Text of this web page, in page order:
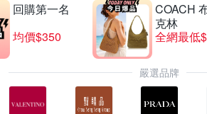
回購第一名
均價$350
COACH
克林
嚴選品牌